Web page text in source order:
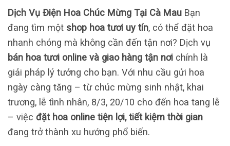
Dịch Vụ Điện Hoa Chúc Mừng Tại Cà Mau Bạn
đang tìm một shop hoa tươi uy tín, có thể đặt hoa
nhanh chóng mà không cần đến tận nơi? Dịch vụ
bán hoa tươi online và giao hàng tận nơi chính là
giải pháp lý tưởng cho bạn. Với nhu cầu gửi hoa
ngày càng tăng – từ chúc mừng sinh nhật, khai
trương, lễ tình nhân, 8/3, 20/10 cho đến hoa tang lễ
– việc đặt hoa online tiện lợi, tiết kiệm thời gian
đang trở thành xu hướng phổ biến.